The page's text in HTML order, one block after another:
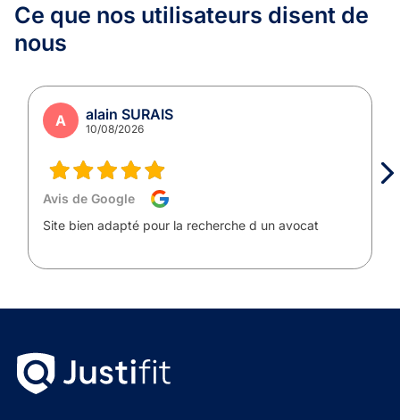
Ce que nos utilisateurs disent de
nous
A alain SURAIS
10/08/2026
Avis de Google
Site bien adapté pour la recherche d un avocat